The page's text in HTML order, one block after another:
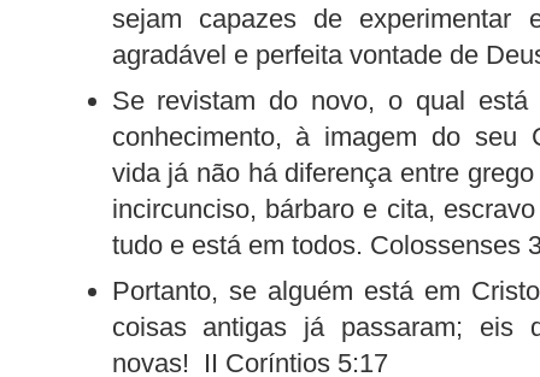
sejam capazes de experimentar
agradável e perfeita vontade de
Se revistam do novo, o qual está
conhecimento, à imagem do seu
vida já não há diferença entre
incircunciso, bárbaro e cita,
tudo e está em todos. Colossenses
Portanto, se alguém está em
coisas antigas já passaram; eis
novas! II Coríntios 5:17